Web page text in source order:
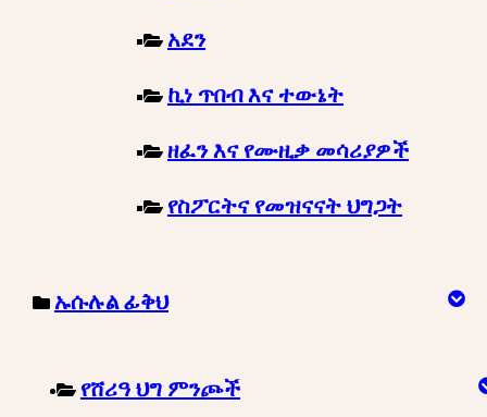
አደን
ኪነ ጥበብ እና ተውኔት
ዘፈን እና የሙዚቃ መሳሪያዎች
የስፖርትና የመዝናናት ህግጋት
ኡሱሉል ፊቅህ
የሸሪዓ ህግ ምንጮች